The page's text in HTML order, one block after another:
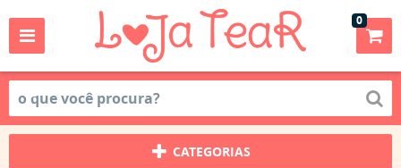
0
CATEGORIAS